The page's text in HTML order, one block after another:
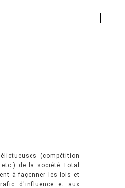
(compétition
de la société Total
à façonner les lois et
d'influence et aux